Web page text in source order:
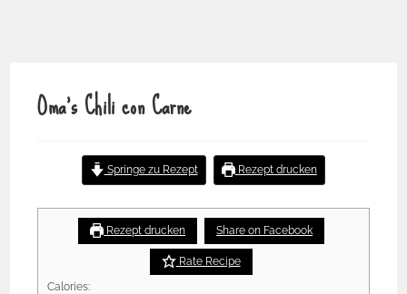
Oma’s Chili con Carne
Springe zu Rezept Rezept drucken
Rezept drucken Share on Facebook
Rate Recipe
Calories: